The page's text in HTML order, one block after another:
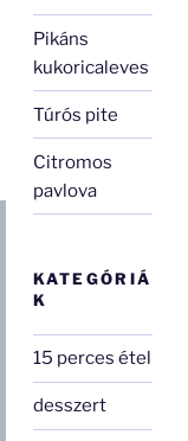
Pikáns
kukoricaleves
Túrós pite
Citromos
pavlova
KATEGÓRIÁ
K
15 perces étel
desszert